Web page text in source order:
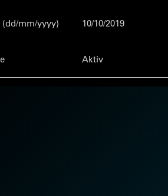
mm/yyyy) 10/10/2019
Aktiv